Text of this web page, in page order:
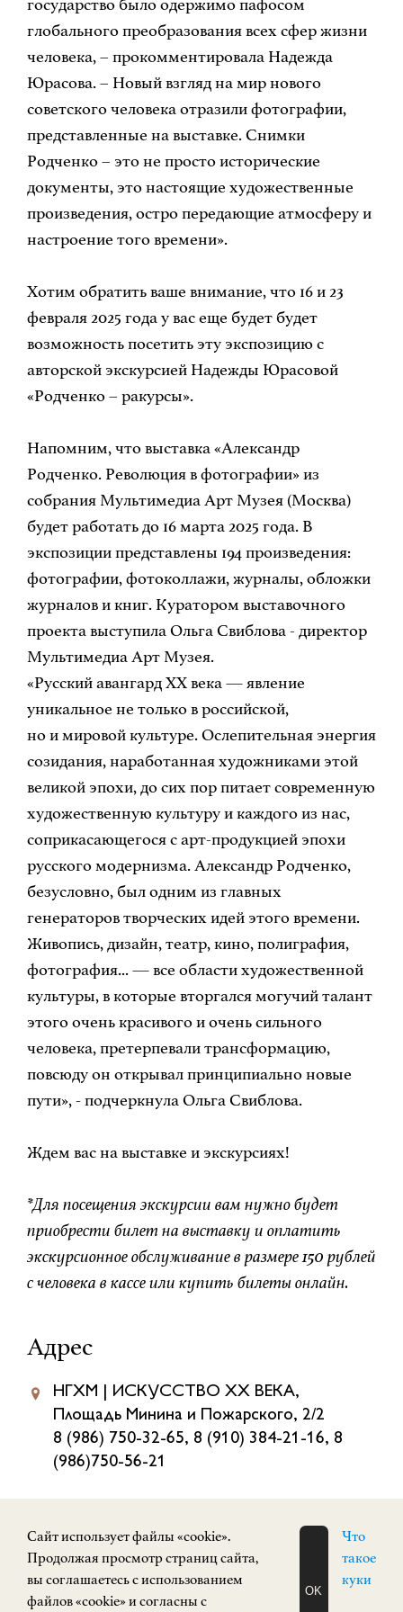
государство было одержимо пафосом
глобального преобразования всех сфер жизни
человека, – прокомментировала Надежда
Юрасова. – Новый взгляд на мир нового
советского человека отразили фотографии,
представленные на выставке. Снимки
Родченко – это не просто исторические
документы, это настоящие художественные
произведения, остро передающие атмосферу и
настроение того времени».
Хотим обратить ваше внимание, что 16 и 23
февраля 2025 года у вас еще будет будет
возможность посетить эту экспозицию с
авторской экскурсией Надежды Юрасовой
«Родченко – ракурсы».
Напомним, что выставка «Александр
Родченко. Революция в фотографии» из
собрания Мультимедиа Арт Музея (Москва)
будет работать до 16 марта 2025 года. В
экспозиции представлены 194 произведения:
фотографии, фотоколлажи, журналы, обложки
журналов и книг. Куратором выставочного
проекта выступила Ольга Свиблова - директор
Мультимедиа Арт Музея.
«Русский авангард ХХ века — явление
уникальное не только в российской,
но и мировой культуре. Ослепительная энергия
созидания, наработанная художниками этой
великой эпохи, до сих пор питает современную
художественную культуру и каждого из нас,
соприкасающегося с арт-продукцией эпохи
русского модернизма. Александр Родченко,
безусловно, был одним из главных
генераторов творческих идей этого времени.
Живопись, дизайн, театр, кино, полиграфия,
фотография... — все области художественной
культуры, в которые вторгался могучий талант
этого очень красивого и очень сильного
человека, претерпевали трансформацию,
повсюду он открывал принципиально новые
пути», - подчеркнула Ольга Свиблова.
Ждем вас на выставке и экскурсиях!
*Для посещения экскурсии вам нужно будет
приобрести билет на выставку и оплатить
экскурсионное обслуживание в размере 150 рублей
с человека в кассе или купить билеты онлайн.
Адрес
НГХМ | ИСКУССТВО XX ВЕКА,
Площадь Минина и Пожарского, 2/2
8 (986) 750-32-65, 8 (910) 384-21-16, 8
(986)750-56-21
Часы работы
Завтра: 11:00 — 19:00
ЗАПИСАТЬСЯ
Cайт использует файлы «cookie».
Продолжая просмотр страниц сайта,
вы соглашаетесь с использованием
файлов «cookie» и согласны с
OK
Что
такое
куки